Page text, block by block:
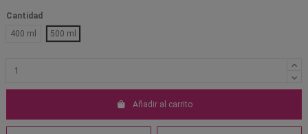
Cantidad
400 ml
500 ml
Añadir al carrito